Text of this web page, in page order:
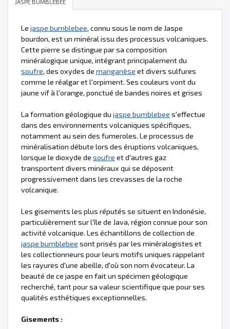
Le jaspe bumblebee, connu sous le nom de Jaspe
bourdon, est un minéral issu des processus volcaniques.
Cette pierre se distingue par sa composition
minéralogique unique, intégrant principalement du
soufre, des oxydes de manganèse et divers sulfures
comme le réalgar et l'orpiment. Ses couleurs vont du
jaune vif à l'orange, ponctué de bandes noires et grises
La formation géologique du jaspe bumblebee s'effectue
dans des environnements volcaniques spécifiques,
notamment au sein des fumeroles. Le processus de
minéralisation débute lors des éruptions volcaniques,
lorsque le dioxyde de soufre et d'autres gaz
transportent divers minéraux qui se déposent
progressivement dans les crevasses de la roche
volcanique.
Les gisements les plus réputés se situent en Indonésie,
particulièrement sur l'île de Java, région connue pour son
activité volcanique. Les échantillons de collection de
jaspe bumblebee sont prisés par les minéralogistes et
les collectionneurs pour leurs motifs uniques rappelant
les rayures d'une abeille, d'où son nom évocateur. La
beauté de ce jaspe en fait un spécimen géologique
recherché, tant pour sa valeur scientifique que pour ses
qualités esthétiques exceptionnelles.
Gisements :